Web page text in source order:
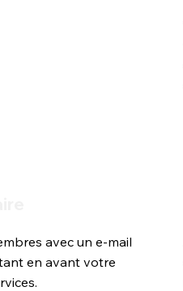
avec un e-mail
en avant votre